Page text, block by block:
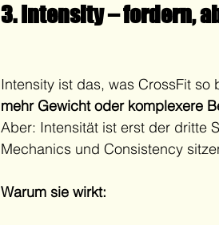
3. Intensity – fordern,
Intensity ist das, was CrossFit so
mehr Gewicht oder komplexere
Aber: Intensität ist erst der dritte
Mechanics und Consistency
Warum sie wirkt: